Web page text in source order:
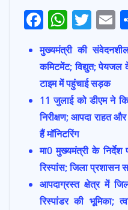
F
ac
e
b
o
o
k
W
h
at
s
A
p
p
T
w
itt
er
E
m
l
मुख्यमंत्री की
कमिटमेंट; विद्युत; पेयजल
टाइम में पहुंचाई सड़क
11 जुलाई को डीएम ने
निरीक्षण; आपदा राहत
हैं मॉनिटरिंग
मा0 मुख्यमंत्री के
रिस्पांस; जिला प्रशासन
आपदाग्रस्त क्षेत्र में
रिस्पांडर की भूमिका;